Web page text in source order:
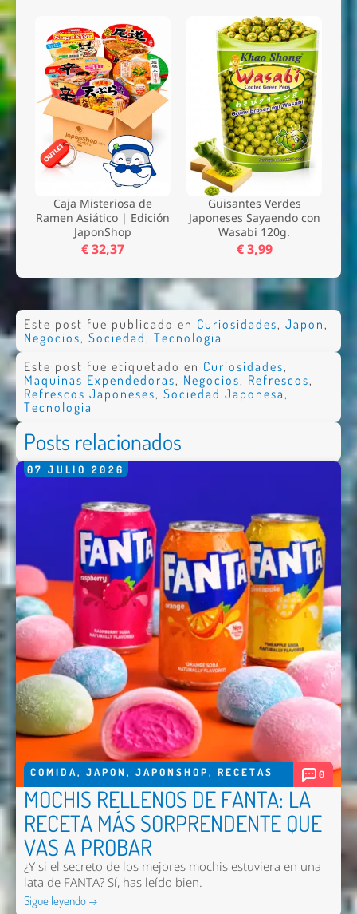
Caja Misteriosa de
Ramen Asiático | Edición
JaponShop
€ 32,37
Guisantes Verdes
Japoneses Sayaendo con
Wasabi 120g.
€ 3,99
Este post fue publicado en Curiosidades, Japon ,
Negocios, Sociedad , Tecnologia
Este post fue etiquetado en Curiosidades,
Maquinas Expendedoras, Negocios, Refrescos,
Refrescos Japoneses, Sociedad Japonesa,
Tecnologia
Posts relacionados
07 JULIO 2026
COMIDA, JAPON , JAPONSHOP, RECETAS 0
MOCHIS RELLENOS DE FANTA: LA
RECETA MÁS SORPRENDENTE QUE
VAS A PROBAR
¿Y si el secreto de los mejores mochis estuviera en una
lata de FANTA? Sí, has leído bien.
Sigue leyendo →